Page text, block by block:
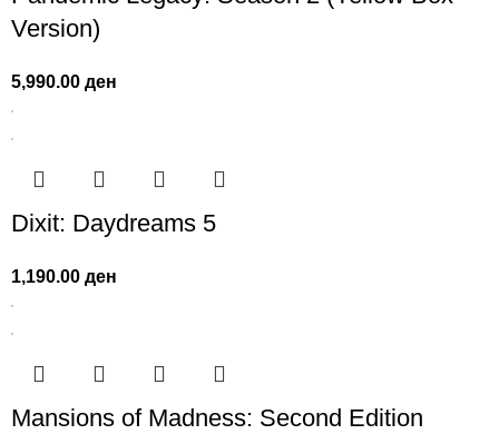
Version)
5,990.00ден
Dixit: Daydreams 5
1,190.00ден
Mansions of Madness: Second Edition